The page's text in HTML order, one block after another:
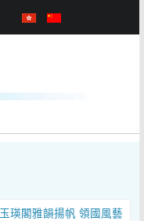
玉瑛閣雅韻揚帆 領國風藝